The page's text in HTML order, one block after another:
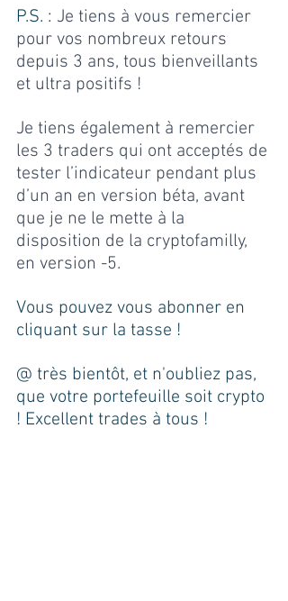
P.S. : Je tiens à vous remercier
pour vos nombreux retours
depuis 3 ans, tous bienveillants
et ultra positifs !
Je tiens également à remercier
les 3 traders qui ont acceptés de
tester l’indicateur pendant plus
d’un an en version béta, avant
que je ne le mette à la
disposition de la cryptofamilly,
en version -5.
Vous pouvez vous abonner en
cliquant sur la tasse !
@ très bientôt, et n'oubliez pas,
que votre portefeuille soit crypto
! Excellent trades à tous !